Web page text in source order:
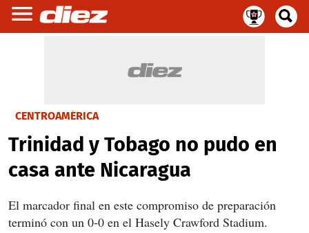
CENTROAMÉRICA
Trinidad y Tobago no pudo en
casa ante Nicaragua
El marcador final en este compromiso de preparación
terminó con un 0-0 en el Hasely Crawford Stadium.